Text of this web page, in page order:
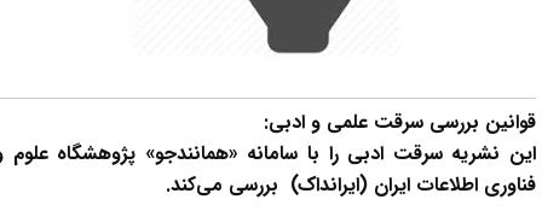
بررسی سرقت علمی و ادبی:
نشریه سرقت ادبی را با سامانه «همانندجو» پژوهشگاه علوم و
اطلاعات ایران (ایرانداک) بررسی می‌کند.